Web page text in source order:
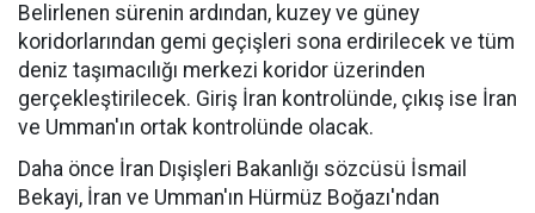
Belirlenen sürenin ardından, kuzey ve güney
koridorlarından gemi geçişleri sona erdirilecek ve tüm
deniz taşımacılığı merkezi koridor üzerinden
gerçekleştirilecek. Giriş İran kontrolünde, çıkış ise İran
ve Umman'ın ortak kontrolünde olacak.
Daha önce İran Dışişleri Bakanlığı sözcüsü İsmail
Bekayi, İran ve Umman'ın Hürmüz Boğazı'ndan